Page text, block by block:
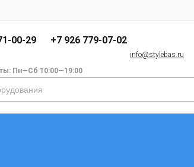
00-29 +7 926 779-07-02
Пн—Сб 10:00—19:00
info@stylebas.ru